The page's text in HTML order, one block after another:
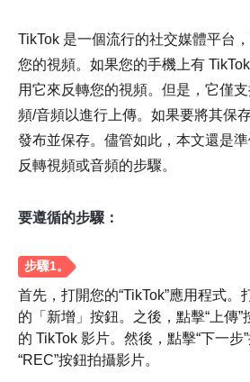
TikTok 是一個流行的社交媒體平台
您的視頻。如果您的手機上有
用它來反轉您的視頻。但是，它僅
頻/音頻以進行上傳。如果要將其保
發布並保存。儘管如此，本文還是
反轉視頻或音頻的步驟。
要遵循的步驟：
首先，打開您的“TikTok”應用程式。
的「新增」按鈕。之後，點擊“上傳
的 TikTok 影片。然後，點擊“下一步
“REC”按鈕拍攝影片。